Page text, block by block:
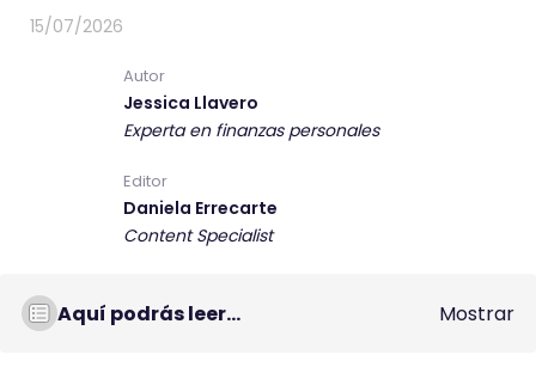
15/07/2026
Autor
Jessica Llavero
Experta en finanzas personales
Editor
Daniela Errecarte
Content Specialist
Aquí podrás leer... Mostrar